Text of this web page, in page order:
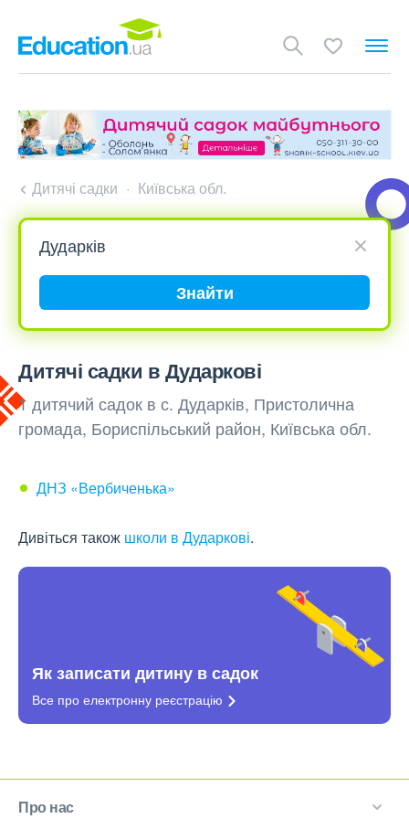
Дитячі садки Київська обл.
Знайти
Дитячі садки в Дударкові
1 дитячий садок в с. Дударків, Пристолична
громада, Бориспільський район, Київська обл.
ДНЗ «Вербиченька»
Дивіться також школи в Дударкові.
Як записати дитину в садок
Все про електронну реєстрацію
Про нас